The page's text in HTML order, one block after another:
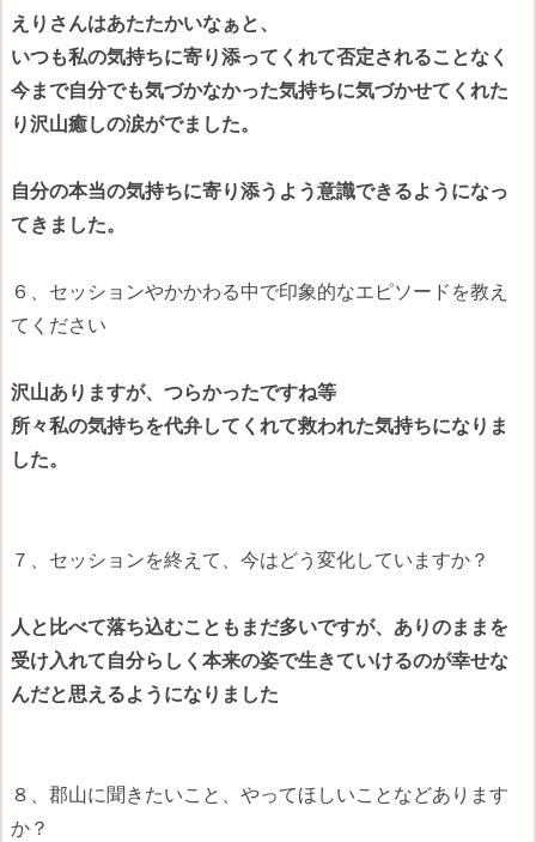
えりさんはあたたかいなぁと、
いつも私の気持ちに寄り添ってくれて否定されることなく
今まで自分でも気づかなかった気持ちに気づかせてくれた
り沢山癒しの涙がでました。
自分の本当の気持ちに寄り添うよう意識できるようになっ
てきました。
６、セッションやかかわる中で印象的なエピソードを教え
てください
沢山ありますが、つらかったですね等
所々私の気持ちを代弁してくれて救われた気持ちになりま
した。
７、セッションを終えて、今はどう変化していますか？
人と比べて落ち込むこともまだ多いですが、ありのままを
受け入れて自分らしく本来の姿で生きていけるのが幸せな
んだと思えるようになりました
８、郡山に聞きたいこと、やってほしいことなどあります
か？